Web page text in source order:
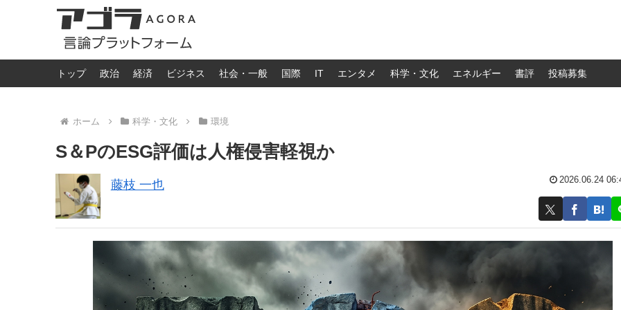
トップ 政治 経済 ビジネス 社会・一般 国際 IT エンタメ 科学・文化 エネルギー 書評 投稿募集
ホーム 科学・文化 環境
S＆PのESG評価は人権侵害軽視か
藤枝 一也 2026.06.24